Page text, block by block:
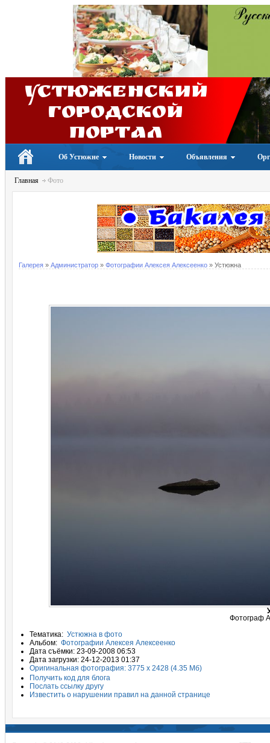
Устюженский
Городской
портал
Об Устюжне Новости Объявления
Главная Фото
Галерея » Администратор » Фотографии Алексея Алексеенко » Устюжна
Фотограф
Тематика: Устюжна в фото
Альбом: Фотографии Алексея Алексеенко
Дата съёмки: 23-09-2008 06:53
Дата загрузки: 24-12-2013 01:37
Оригинальная фотография: 3775 x 2428 (4.35 Мб)
Получить код для блога
Послать ссылку другу
Известить о нарушении правил на данной странице